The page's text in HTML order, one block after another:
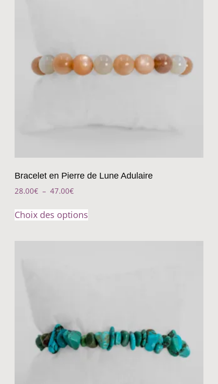
Bracelet en Pierre de Lune Adulaire
28.00€ – 47.00€
Choix des options